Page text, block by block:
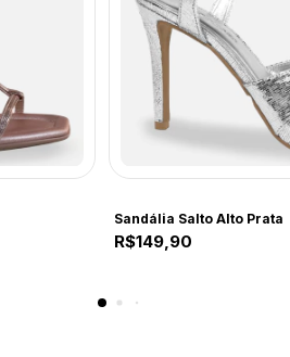
Sandália Salto Alto Prata
R$149,90